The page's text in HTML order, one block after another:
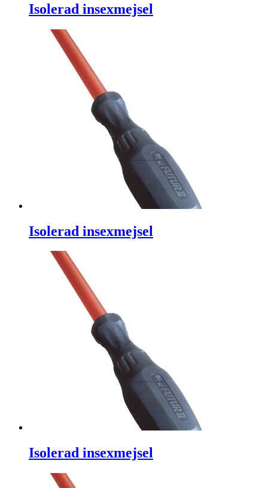
Isolerad insexmejsel
Isolerad insexmejsel
Isolerad insexmejsel